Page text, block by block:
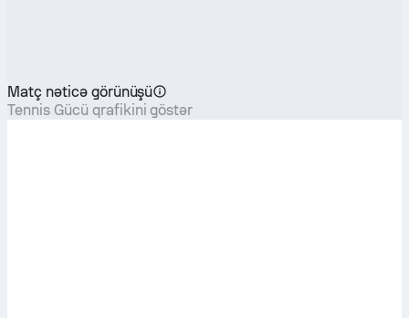
Matç nəticə görünüşü
Tennis Gücü qrafikini göstər